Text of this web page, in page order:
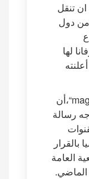
تنقل
من دول
لها
وجاء فى موقع “maghreb-intelligence“،أن
رسالة
العامة
الماضي.